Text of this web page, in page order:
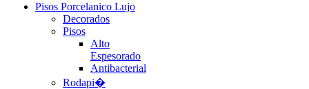
Pisos Porcelanico Lujo
Decorados
Pisos
Alto
Espesorado
Antibacterial
Rodapi�